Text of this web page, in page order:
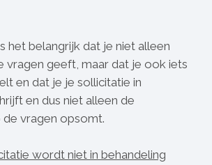
het belangrijk dat je niet alleen
vragen geeft, maar dat je ook iets
en dat je je sollicitatie in
en dus niet alleen de
vragen opsomt.
wordt niet in behandeling